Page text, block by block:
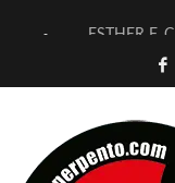
ESTHER F.
[TERRA
TIMBRE 4, LA